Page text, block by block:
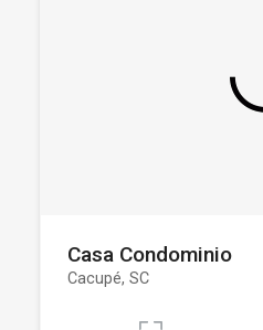
Casa Condominio
Cacupé, SC